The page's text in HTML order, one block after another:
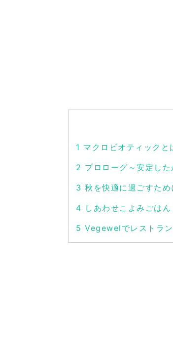
1 マクロビオティックと
2 プロローグ～安定し
3 秋を快適に過ごすた
4 しあわせこよみごは
5 Vegewelでレストラ